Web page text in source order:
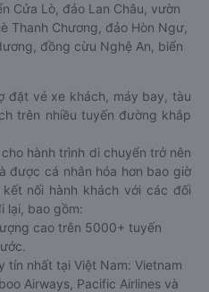
Cửa Lò, đảo Lan Châu, vườn
Thanh Chương, đảo Hòn Ngư,
đồng cừu Nghệ An, biển
đặt vé xe khách, máy bay, tàu
trên nhiều tuyến đường khắp
hành trình di chuyển trở nên
được cá nhân hóa hơn bao giờ
nối hành khách với các đối
lại, bao gồm:
cao trên 5000+ tuyến
tín nhất tại Việt Nam: Vietnam
Airways, Pacific Airlines và